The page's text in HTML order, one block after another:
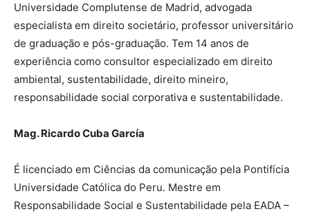
Universidade Complutense de Madrid, advogada
especialista em direito societário, professor universitário
de graduação e pós-graduação. Tem 14 anos de
experiência como consultor especializado em direito
ambiental, sustentabilidade, direito mineiro,
responsabilidade social corporativa e sustentabilidade.
Mag. Ricardo Cuba García
É licenciado em Ciências da comunicação pela Pontifícia
Universidade Católica do Peru. Mestre em
Responsabilidade Social e Sustentabilidade pela EADA –